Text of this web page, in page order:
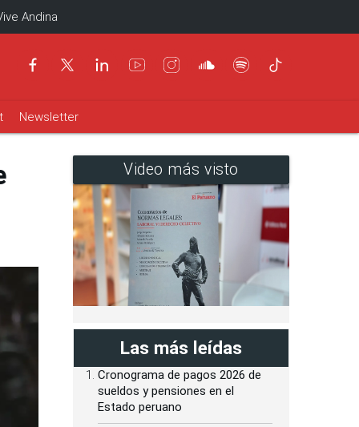
Andina
Newsletter
Video más visto
Las más leídas
Cronograma de pagos 2026 de
sueldos y pensiones en el
Estado peruano